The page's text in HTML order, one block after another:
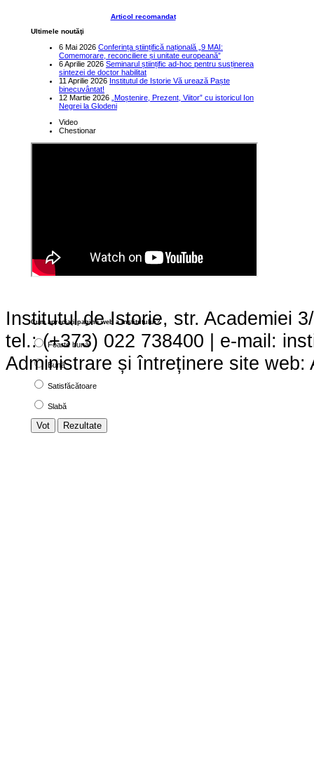
Articol recomandat
Ultimele noutăţi
6 Mai 2026 Conferința științifică națională „9 MAI:
Comemorare, reconciliere și unitate europeană”
6 Aprilie 2026 Seminarul științific ad-hoc pentru susținerea
sintezei de doctor habilitat
11 Aprilie 2026 Institutul de Istorie Vă urează Paște
binecuvântat!
12 Martie 2026 „Moștenire, Prezent, Viitor” cu istoricul Ion
Negrei la Glodeni
Video
Chestionar
Cum apreciaţi pagina web a institutului?
Foarte bună
Bună
Satisfăcătoare
Slabă
Institutul de Istorie, str. Academiei
tel.: (+373) 022 738400 | e-mail:
Administrare și întreținere site web: